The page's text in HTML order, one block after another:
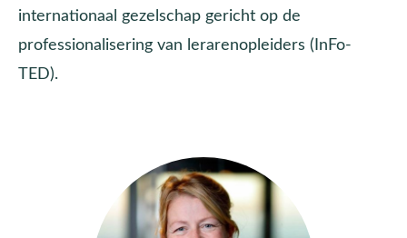
internationaal gezelschap gericht op de
professionalisering van lerarenopleiders (InFo-
TED).